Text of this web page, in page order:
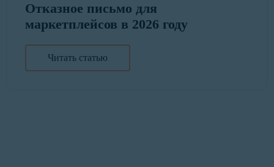
Отказное письмо для
маркетплейсов в 2026 году
Читать статью